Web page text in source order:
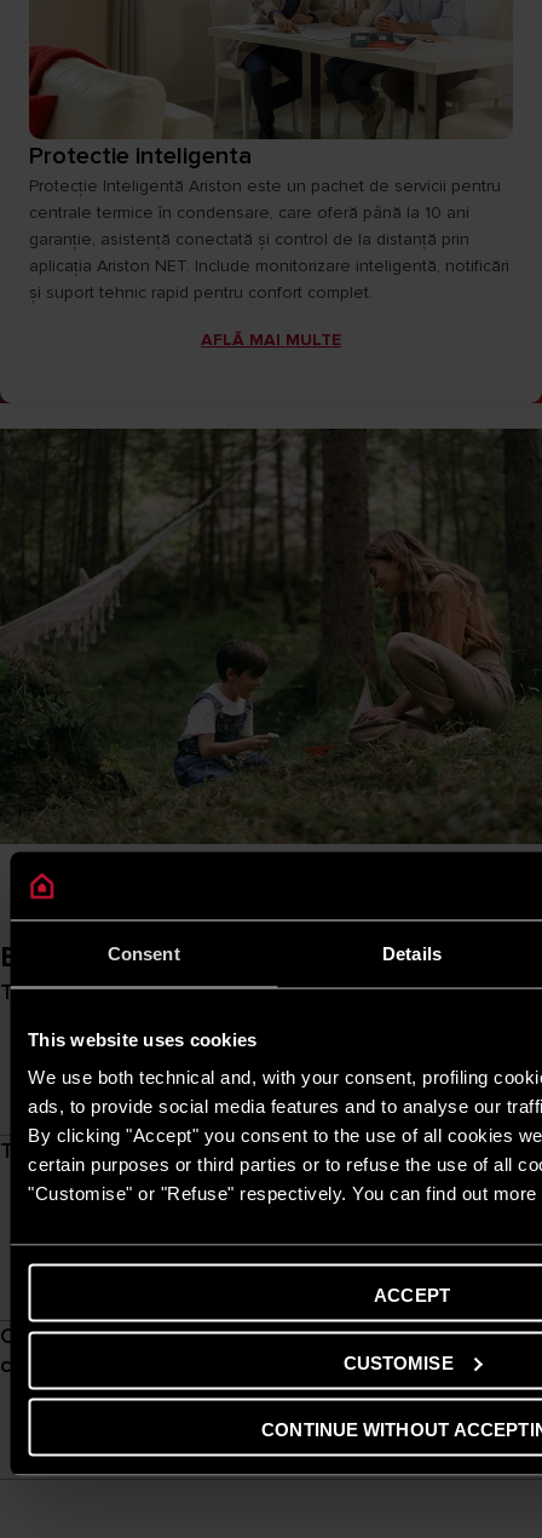
Consent Details
This website uses cookies
We use both technical and, with your consent, profiling
ads, to provide social media features and to analyse our
By clicking "Accept" you consent to the use of all cookies
certain purposes or third parties or to refuse the use of all
"Customise" or "Refuse" respectively. You can find out
ACCEPT
CUSTOMISE
CONTINUE WITHOUT
Protectie inteligenta
Protecție Inteligentă Ariston este un pachet de servicii pentru
centrale termice în condensare, care oferă până la 10 ani
garanție, asistență conectată și control de la distanță prin
aplicația Ariston NET. Include monitorizare inteligentă, notificări
și suport tehnic rapid pentru confort complet.
AFLĂ MAI MULTE
Ești mereu în contact cu Ariston
Telefonul consumatorului
Ai o întrebare
0373 788 276
Te sunăm noi
Lăsați‑ne numărul de
telefon și intervalul orar în
care poți fi contactat și te
LĂSAȚI-VĂ DATELE
Completează formularul și te
contactăm noi
Completează formularul,
adaugă cererea ta și noi
vom lua legătura cu tine.
TRIMITEȚI O CERERE